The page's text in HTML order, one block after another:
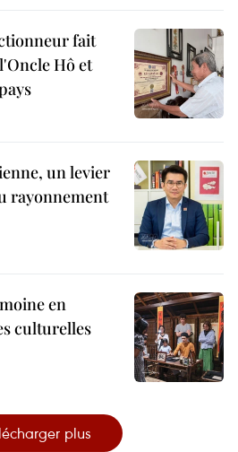
fait
Hô et
un levier
rayonnement
en
culturelles
plus